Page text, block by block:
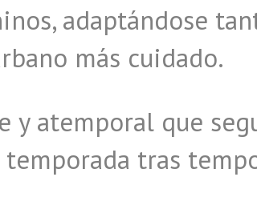
adaptándose
más cuidado.
y atemporal que
tras